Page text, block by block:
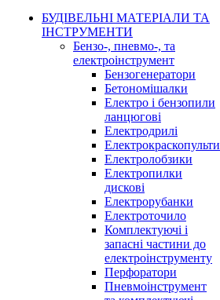
БУДІВЕЛЬНІ МАТЕРІАЛИ ТА
ІНСТРУМЕНТИ
Бензо-, пневмо-, та
електроінструмент
Бензогенератори
Бетономішалки
Електро і бензопили
ланцюгові
Електродрилі
Електрокраскопульти
Електролобзики
Електропилки
дискові
Електрорубанки
Електроточило
Комплектуючі і
запасні частини до
електроінструменту
Перфоратори
Пневмоінструмент